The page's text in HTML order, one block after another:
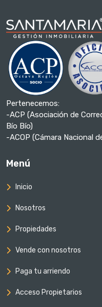
Pertenecemos:
-ACP (Asociación de
Bío Bío)
-ACOP (Cámara Nacional
Menú
Inicio
Nosotros
Propiedades
Vende con nosotros
Paga tu arriendo
Acceso Propietarios